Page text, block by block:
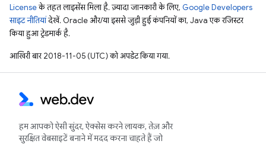
Licenseके तहत लाइसेंस मिला है. ज़्यादा जानकारी के लिए, Google Developers
साइट नीतियांदेखें. Oracle और/या इससे जुड़ी हुई कंपनियों का, Java एक रजिस्टर
किया हुआ ट्रेडमार्क है.
आखिरी बार 2018-11-05 (UTC) को अपडेट किया गया.
हम आपको ऐसी सुंदर, ऐक्सेस करने लायक, तेज़ और
सुरक्षित वेबसाइटें बनाने में मदद करना चाहते हैं जो